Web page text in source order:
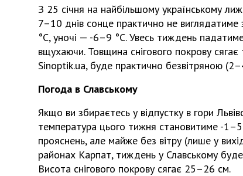
З 25 січня на найбільшому українському
7–10 днів сонце практично не
°С, уночі — -6–9 °С. Увесь тиждень
вщухаючи. Товщина снігового покрову
Sinoptik.ua, буде практично безвітряною
Погода в Славському
Якщо ви збираєтесь у відпустку в гори
температура цього тижня становитиме -
прояснень, але майже без вітру (лише у
районах Карпат, тиждень у Славському
Висота снігового покрову сягає 25–26 см.